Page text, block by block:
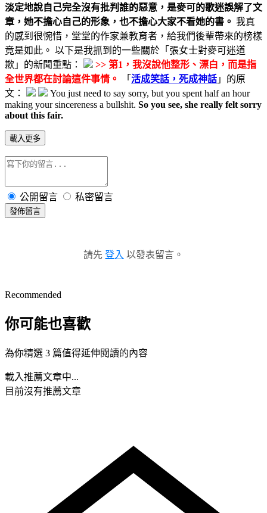
淡定地說自己完全沒有批判誰的惡意，是麥可的歌迷誤解了文
章，她不擔心自己的形象，也不擔心大家不看她的書。 我真
的感到很惋惜，堂堂的作家兼教育者，給我們後輩帶來的榜樣
竟是如此。 以下是我抓到的一些關於「張女士對麥可迷道
歉」的新聞重點：
>> 第1，我沒說他整形、漂白，而是指
全世界都在討論這件事情。
「 活成笑話，死成神話 」的原
文：
You just need to say sorry, but you spent half an hour
making your sincereness a bullshit. So you see, she really felt sorry
about this fair.
載入更多
公開留言 私密留言
發佈留言
請先 登入 以發表留言。
Recommended
你可能也喜歡
為你精選 3 篇值得延伸閱讀的內容
載入推薦文章中...
目前沒有推薦文章